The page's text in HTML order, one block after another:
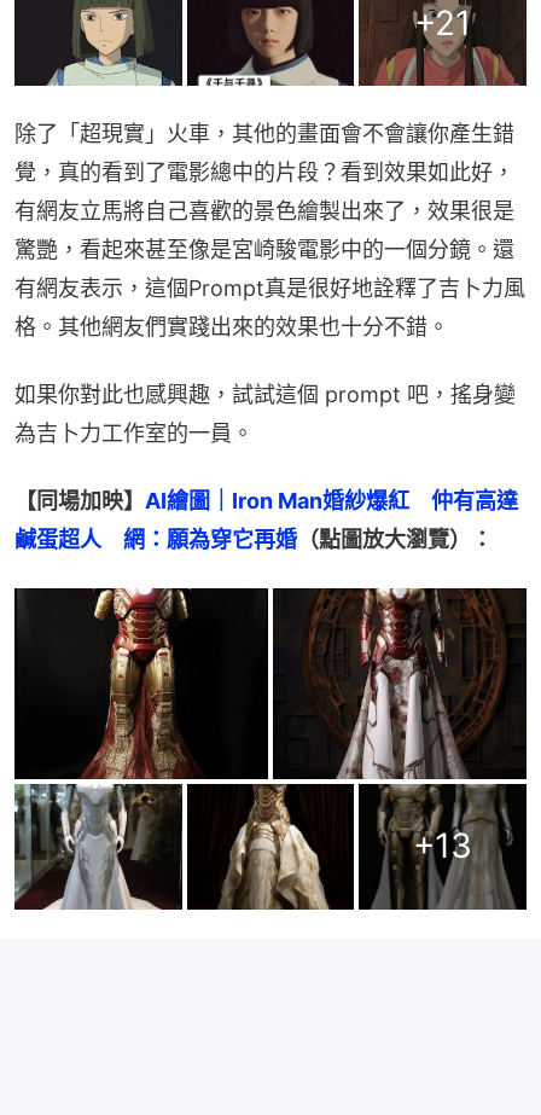
+21
除了「超現實」火車，其他的畫面會不會讓你產生錯
覺，真的看到了電影總中的片段？看到效果如此好，
有網友立馬將自己喜歡的景色繪製出來了，效果很是
驚艷，看起來甚至像是宮崎駿電影中的一個分鏡。還
有網友表示，這個Prompt真是很好地詮釋了吉卜力風
格。其他網友們實踐出來的效果也十分不錯。
如果你對此也感興趣，試試這個 prompt 吧，搖身變
為吉卜力工作室的一員。
【同場加映】 AI繪圖｜Iron Man婚紗爆紅　仲有高達
鹹蛋超人　網：願為穿它再婚 （點圖放大瀏覽）：
+13